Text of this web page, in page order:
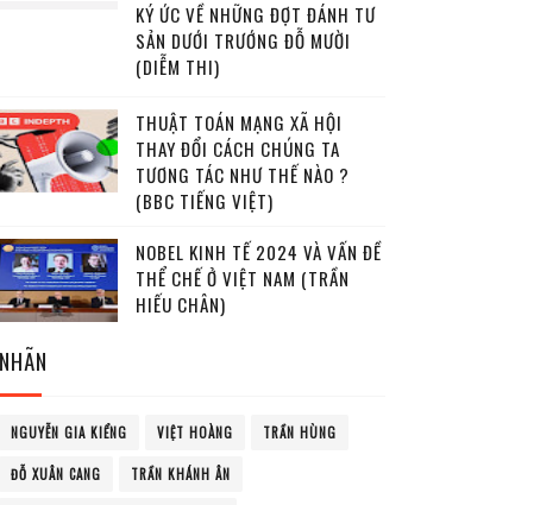
KÝ ỨC VỀ NHỮNG ĐỢT ĐÁNH TƯ
SẢN DƯỚI TRƯỚNG ĐỖ MƯỜI
(DIỄM THI)
THUẬT TOÁN MẠNG XÃ HỘI
THAY ĐỔI CÁCH CHÚNG TA
TƯƠNG TÁC NHƯ THẾ NÀO ?
(BBC TIẾNG VIỆT)
NOBEL KINH TẾ 2024 VÀ VẤN ĐỀ
THỂ CHẾ Ở VIỆT NAM (TRẦN
HIẾU CHÂN)
NHÃN
NGUYỄN GIA KIỂNG VIỆT HOÀNG TRẦN HÙNG
ĐỖ XUÂN CANG TRẦN KHÁNH ÂN